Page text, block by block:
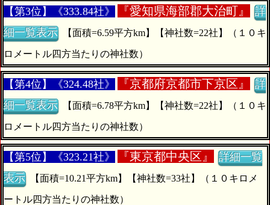
【第3位】《333.84社》 『愛知県海部郡大治町』
詳
細一覧表示
ロメートル四方当たりの神社数）
【第4位】《324.48社》 『京都府京都市下京区』
詳
細一覧表示
ロメートル四方当たりの神社数）
【第5位】《323.21社》 『東京都中央区』
詳細一覧
表示
ートル四方当たりの神社数）